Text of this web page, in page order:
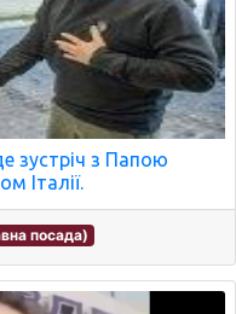
зустріч з Папою
Італії.
посада)